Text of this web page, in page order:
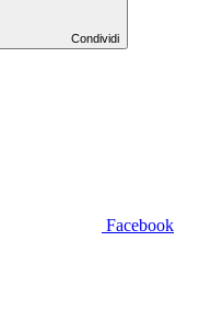
Condividi
Facebook